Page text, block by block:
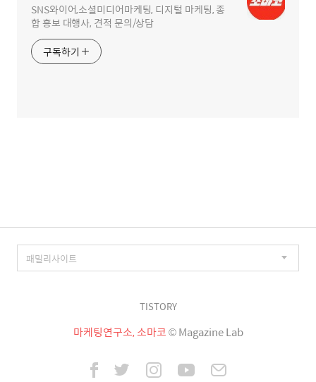
SNS와이어,소셜미디어마케팅, 디지털 마케팅, 종
합 홍보 대행사, 견적 문의/상담
구독하기
TISTORY
마케팅연구소, 소마코© Magazine Lab